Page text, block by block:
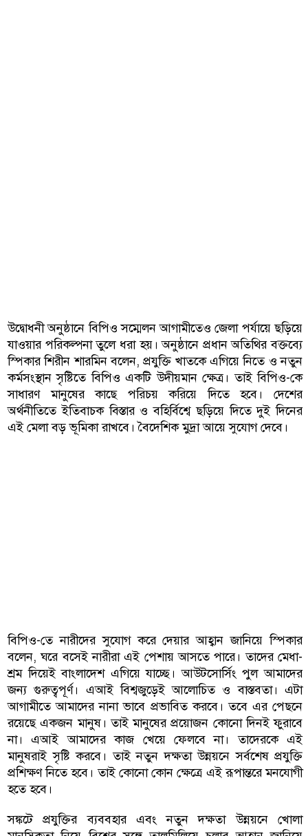
উদ্বোধনী অনুষ্ঠানে বিপিও সম্মেলন আগামীতেও জেলা পর্যায়ে ছড়িয়ে
যাওয়ার পরিকল্পনা তুলে ধরা হয়। অনুষ্ঠানে প্রধান অতিথির বক্তব্যে
স্পিকার শিরীন শারমিন বলেন, প্রযুক্তি খাতকে এগিয়ে নিতে ও নতুন
কর্মসংস্থান সৃষ্টিতে বিপিও একটি উদীয়মান ক্ষেত্র। তাই বিপিও-কে
সাধারণ মানুষের কাছে পরিচয় করিয়ে দিতে হবে। দেশের
অর্থনীতিতে ইতিবাচক বিস্তার ও বহির্বিশ্বে ছড়িয়ে দিতে দুই দিনের
এই মেলা বড় ভূমিকা রাখবে। বৈদেশিক মুদ্রা আয়ে সুযোগ দেবে।
বিপিও-তে নারীদের সুযোগ করে দেয়ার আহ্বান জানিয়ে স্পিকার
বলেন, ঘরে বসেই নারীরা এই পেশায় আসতে পারে। তাদের মেধা-
শ্রম দিয়েই বাংলাদেশ এগিয়ে যাচ্ছে। আউটসোর্সিং পুল আমাদের
জন্য গুরুত্বপূর্ণ। এআই বিশ্বজুড়েই আলোচিত ও বাস্তবতা। এটা
আগামীতে আমাদের নানা ভাবে প্রভাবিত করবে। তবে এর পেছনে
রয়েছে একজন মানুষ। তাই মানুষের প্রয়োজন কোনো দিনই ফুরাবে
না। এআই আমাদের কাজ খেয়ে ফেলবে না। তাদেরকে এই
মানুষরাই সৃষ্টি করবে। তাই নতুন দক্ষতা উন্নয়নে সর্বশেষ প্রযুক্তি
প্রশিক্ষণ নিতে হবে। তাই কোনো কোন ক্ষেত্রে এই রূপান্তরে মনযোগী
হতে হবে।
সঙ্কটে প্রযুক্তির ব্যববহার এবং নতুন দক্ষতা উন্নয়নে খোলা